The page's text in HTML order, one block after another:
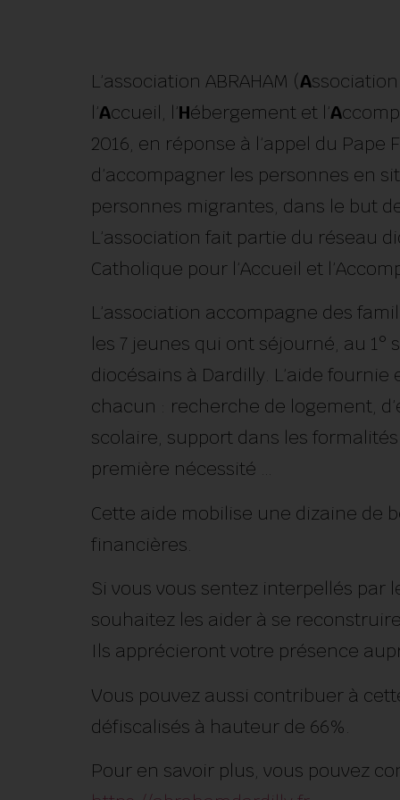
L’association ABRAHAM (A
l’Accueil, l’Hébergement et l’A
2016, en réponse à l’appel du Pape
d’accompagner les personnes en
personnes migrantes, dans le but
L’association fait partie du réseau
Catholique pour l’Accueil et
L’association accompagne des
les 7 jeunes qui ont séjourné, au 1°
diocésains à Dardilly. L’aide
chacun : recherche de logement,
scolaire, support dans les
première nécessité …
Cette aide mobilise une dizaine de
financières.
Si vous vous sentez interpellés par
souhaitez les aider à se
Ils apprécieront votre présence
Vous pouvez aussi contribuer à
défiscalisés à hauteur de 66%.
Pour en savoir plus, vous pouvez